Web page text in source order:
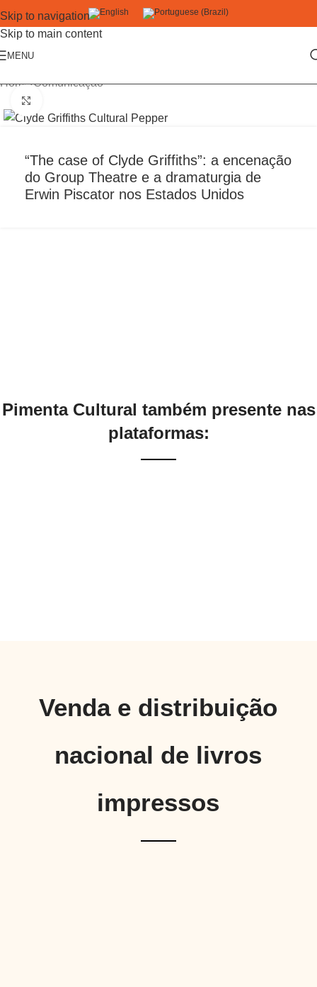
Skip to navigation
Skip to main content
MENU
Home/Comunicação
“The case of Clyde Griffiths”: a encenação
do Group Theatre e a dramaturgia de
Erwin Piscator nos Estados Unidos
Pimenta Cultural também presente nas
plataformas:
Venda e distribuição
nacional de livros
impressos